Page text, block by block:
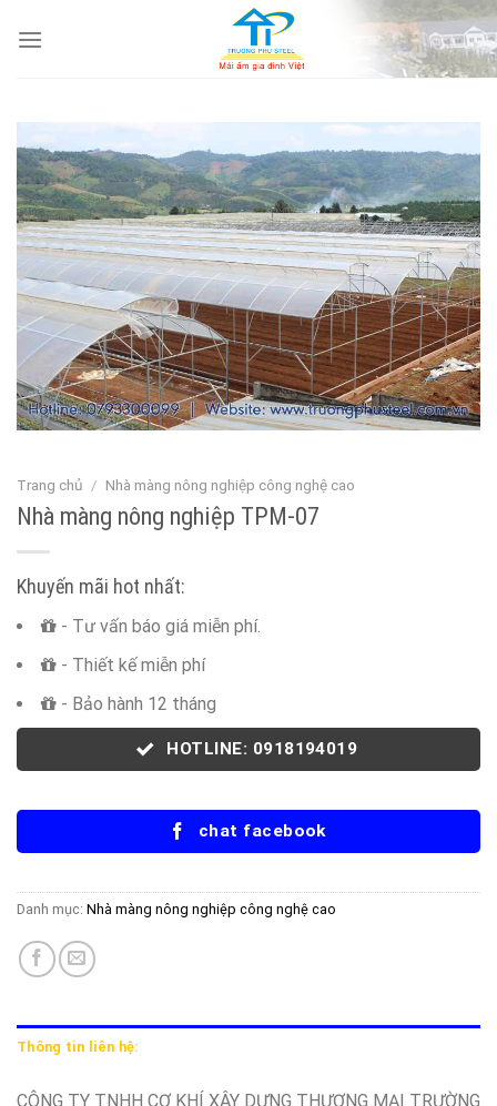
Trang chủ / Nhà màng nông nghiệp công nghệ cao
Nhà màng nông nghiệp TPM-07
Khuyến mãi hot nhất:
- Tư vấn báo giá miễn phí.
- Thiết kế miễn phí
- Bảo hành 12 tháng
HOTLINE: 0918194019
chat facebook
Danh mục: Nhà màng nông nghiệp công nghệ cao
Thông tin liên hệ:
CÔNG TY TNHH CƠ KHÍ XÂY DỰNG THƯƠNG MẠI TRƯỜNG